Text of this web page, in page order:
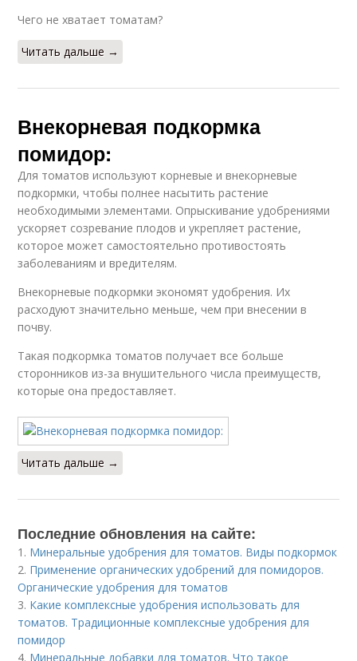
Чего не хватает томатам?
Читать дальше →
Внекорневая подкормка
помидор:
Для томатов используют корневые и внекорневые
подкормки, чтобы полнее насытить растение
необходимыми элементами. Опрыскивание удобрениями
ускоряет созревание плодов и укрепляет растение,
которое может самостоятельно противостоять
заболеваниям и вредителям.
Внекорневые подкормки экономят удобрения. Их
расходуют значительно меньше, чем при внесении в
почву.
Такая подкормка томатов получает все больше
сторонников из-за внушительного числа преимуществ,
которые она предоставляет.
Читать дальше →
Последние обновления на сайте:
1. Минеральные удобрения для томатов. Виды подкормок
2. Применение органических удобрений для помидоров.
Органические удобрения для томатов
3. Какие комплексные удобрения использовать для
томатов. Традиционные комплексные удобрения для
помидор
4. Минеральные добавки для томатов. Что такое